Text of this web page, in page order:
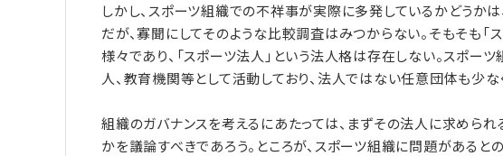
しかし、スポーツ組織での不祥事が実際に多発しているかどうか
だが、寡聞にしてそのような比較調査はみつからない。そもそも「
様々であり、「スポーツ法人」という法人格は存在しない。スポー
人、教育機関等として活動しており、法人ではない任意団体も少な
組織のガバナンスを考えるにあたっては、まずその法人に求めら
かを議論すべきであろう。ところが、スポーツ組織に問題があると